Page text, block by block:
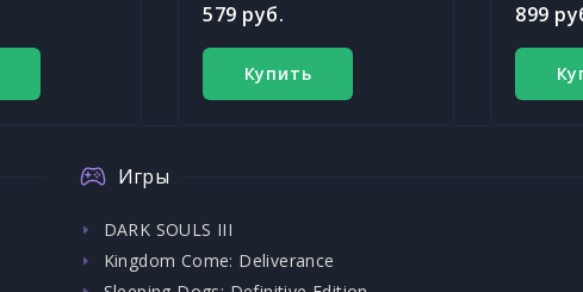
579 руб.
Купить
899
Игры
DARK SOULS III
Kingdom Come: Deliverance